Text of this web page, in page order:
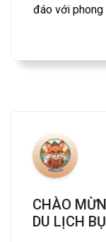
đáo với phong
CHÀO
DU LỊCH